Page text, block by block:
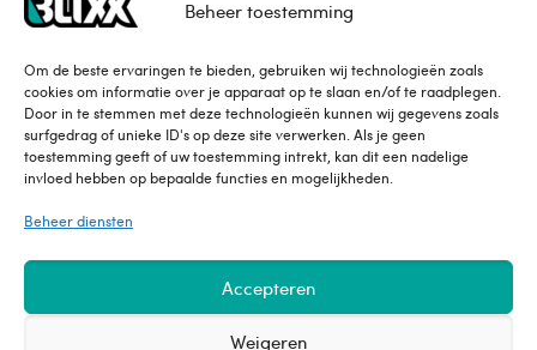
Beheer toestemming
Om de beste ervaringen te bieden, gebruiken wij technologieën zoals
cookies om informatie over je apparaat op te slaan en/of te raadplegen.
Door in te stemmen met deze technologieën kunnen wij gegevens zoals
surfgedrag of unieke ID's op deze site verwerken. Als je geen
toestemming geeft of uw toestemming intrekt, kan dit een nadelige
invloed hebben op bepaalde functies en mogelijkheden.
Beheer diensten
Accepteren
Weigeren
Contact
Maattabel
Privacy Policy
Leveringsvoorwaarden